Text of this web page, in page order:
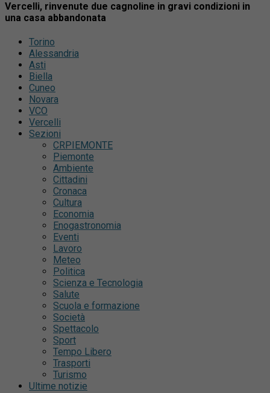
Vercelli, rinvenute due cagnoline in gravi condizioni in
una casa abbandonata
Torino
Alessandria
Asti
Biella
Cuneo
Novara
VCO
Vercelli
Sezioni
CRPIEMONTE
Piemonte
Ambiente
Cittadini
Cronaca
Cultura
Economia
Enogastronomia
Eventi
Lavoro
Meteo
Politica
Scienza e Tecnologia
Salute
Scuola e formazione
Società
Spettacolo
Sport
Tempo Libero
Trasporti
Turismo
Ultime notizie